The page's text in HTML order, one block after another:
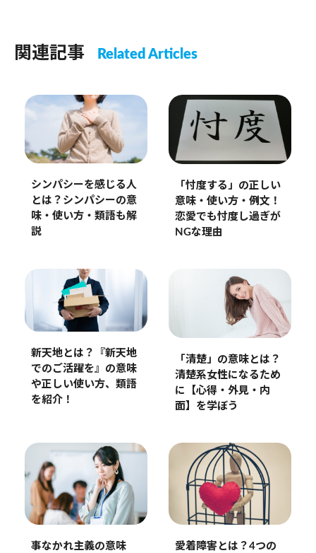
関連記事 Related Articles
シンパシーを感じる人
とは？シンパシーの意
味・使い方・類語も解
説
「忖度する」の正しい
意味・使い方・例文！
恋愛でも忖度し過ぎが
NGな理由
新天地とは？『新天地
でのご活躍を』の意味
や正しい使い方、類語
を紹介！
「清楚」の意味とは？
清楚系女性になるため
に【心得・外見・内
面】を学ぼう
事なかれ主義の意味
愛着障害とは？4つの